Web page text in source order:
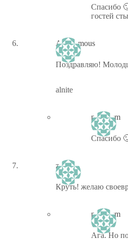
Спасибо
гостей
Anonymous
Поздравляю!
alnite
ptiz_kem
Спасибо
zerych
Круть! желаю
ptiz_kem
Ага. Но